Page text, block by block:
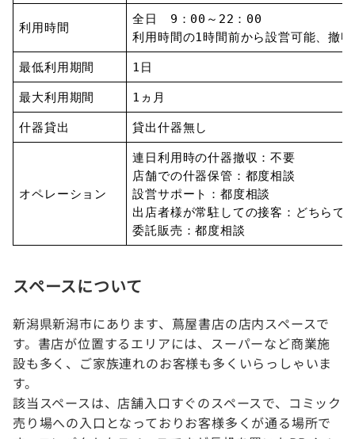
利用時間
全日 9：00～22：00
利用時間の1時間前から設営可能、撤
最低利用期間 1日
最大利用期間 1ヵ月
什器貸出 貸出什器無し
オペレーション
連日利用時の什器撤収：不要
店舗での什器保管：都度相談
設営サポート：都度相談
出店者様が常駐しての接客：どちらで
委託販売：都度相談
スペースについて
新潟県新潟市にあります、蔦屋書店の店内スペースで
す。書店が位置するエリアには、スーパーなど商業施
設も多く、ご家族連れのお客様も多くいらっしゃいま
す。
該当スペースは、店舗入口すぐのスペースで、コミック
売り場への入口となっておりお客様多くが通る場所で